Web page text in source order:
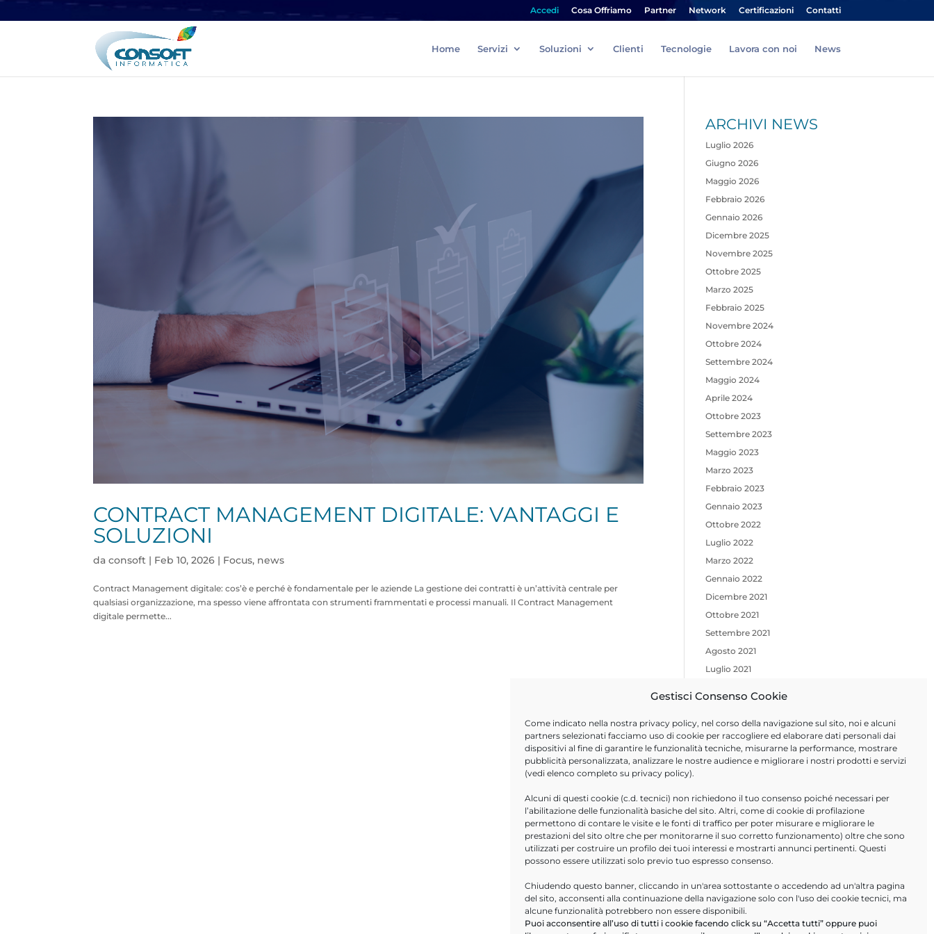
Gestisci Consenso Cookie
Come indicato nella nostra privacy policy, nel corso della navigazione sul sito, noi e alcuni
partners selezionati facciamo uso di cookie per raccogliere ed elaborare dati personali dai
dispositivi al fine di garantire le funzionalità tecniche, misurarne la performance, mostrare
pubblicità personalizzata, analizzare le nostre audience e migliorare i nostri prodotti e servizi
(vedi elenco completo su privacy policy).
Alcuni di questi cookie (c.d. tecnici) non richiedono il tuo consenso poiché necessari per
l’abilitazione delle funzionalità basiche del sito. Altri, come di cookie di profilazione
permettono di contare le visite e le fonti di traffico per poter misurare e migliorare le
prestazioni del sito oltre che per monitorarne il suo corretto funzionamento) oltre che sono
utilizzati per costruire un profilo dei tuoi interessi e mostrarti annunci pertinenti. Questi
possono essere utilizzati solo previo tuo espresso consenso.
Chiudendo questo banner, cliccando in un'area sottostante o accedendo ad un'altra pagina
del sito, acconsenti alla continuazione della navigazione solo con l'uso dei cookie tecnici, ma
alcune funzionalità potrebbero non essere disponibili.
Puoi acconsentire all’uso di tutti i cookie facendo click su “Accetta tutti” oppure puoi
Accedi Cosa Offriamo Partner Network Certificazioni Contatti
Home Servizi Soluzioni Clienti Tecnologie Lavora con noi News
CONTRACT MANAGEMENT DIGITALE: VANTAGGI E
SOLUZIONI
daconsoft | Feb 10, 2026 | Focus, news
Contract Management digitale: cos’è e perché è fondamentale per le aziende La gestione dei contratti è un’attività centrale per
qualsiasi organizzazione, ma spesso viene affrontata con strumenti frammentati e processi manuali. Il Contract Management
digitale permette...
ARCHIVI NEWS
Luglio 2026
Giugno 2026
Maggio 2026
Febbraio 2026
Gennaio 2026
Dicembre 2025
Novembre 2025
Ottobre 2025
Marzo 2025
Febbraio 2025
Novembre 2024
Ottobre 2024
Settembre 2024
Maggio 2024
Aprile 2024
Ottobre 2023
Settembre 2023
Maggio 2023
Marzo 2023
Febbraio 2023
Gennaio 2023
Ottobre 2022
Luglio 2022
Marzo 2022
Gennaio 2022
Dicembre 2021
Ottobre 2021
Settembre 2021
Agosto 2021
Luglio 2021
Febbraio 2021
Novembre 2020
Ottobre 2020
Marzo 2020
Febbraio 2020
Gennaio 2020
ULTIMI ARTICOLI
Help Desk Informatici
PA Digitale in cloud- webinar
16/09/2026